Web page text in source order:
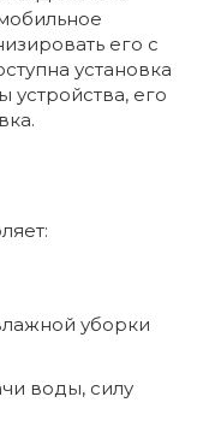
его с
установка
устройства, его
уборки
воды, силу